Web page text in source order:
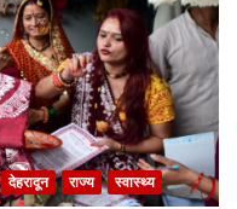
देहरादून राज्य स्वास्थ्य